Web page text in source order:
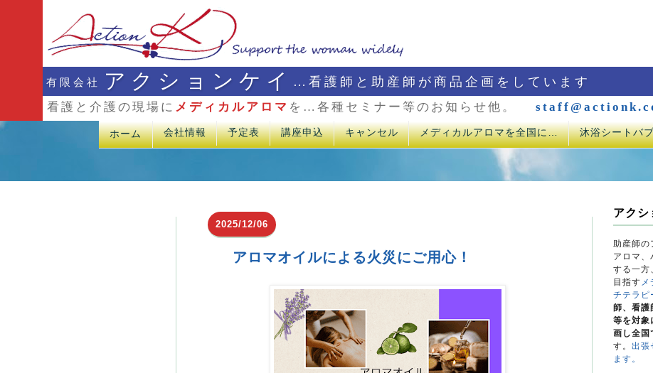
有限会社 アクションケイ …看護師と助産師が商品企画をしています
看護と介護の現場に メディカルアロマ を…各種セミナー等のお知らせ他。
ホーム 会社情報 予定表 講座申込 キャンセル メディカルアロマを全国に… 沐浴シートバ
2025/12/06
アロマオイルによる火災にご用心！
アク
助産師の
アロマ、
する一方
目指す メ
チテラピ
師、看護
等を対象
画し全国
す。 出張
ます。